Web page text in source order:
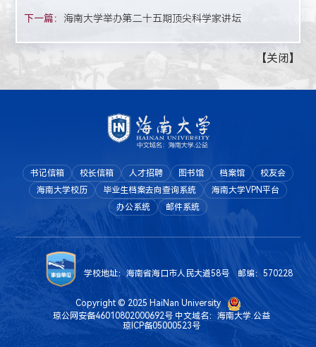
下一篇： 海南大学举办第二十五期顶尖科学家讲坛
【关闭】
书记信箱 校长信箱 人才招聘 图书馆 档案馆
校友会
海南大学校历
毕业生档案去向查询系统
海南大学VPN平台
办公系统
邮件系统
学校地址：海南省海口市人民大道58号 邮编：570228
Copyright © 2025 HaiNan University
琼公网安备46010802000692号 中文域名：海南大学.公益
琼ICP备05000523号